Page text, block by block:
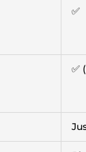
✅
✅